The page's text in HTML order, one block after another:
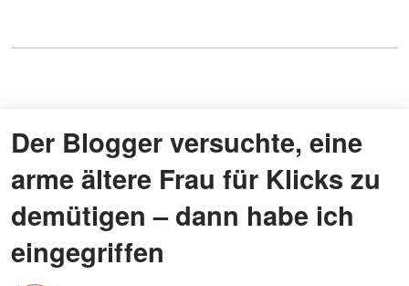
Der Blogger versuchte, eine
arme ältere Frau für Klicks zu
demütigen – dann habe ich
eingegriffen